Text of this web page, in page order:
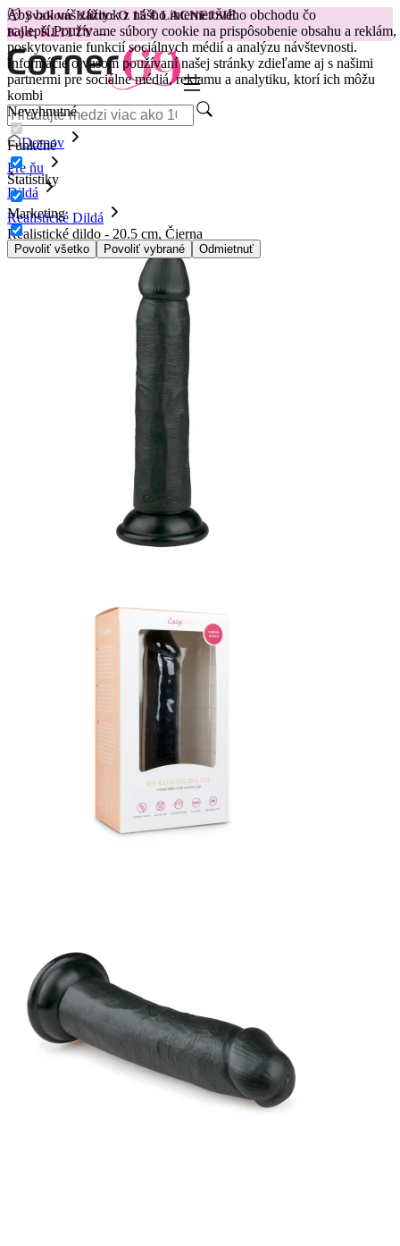
Aby bol váš zážitok z nášho internetového obchodu čo
najlepší.Používame súbory cookie na prispôsobenie obsahu a reklám,
poskytovanie funkcií sociálnych médií a analýzu návštevnosti.
Informácie o vašom používaní našej stránky zdieľame aj s našimi
partnermi pre sociálne médiá, reklamu a analytiku, ktorí ich môžu
kombi
Nevyhnutné
Funkčné
Štatistiky
Marketing
Povoliť všetko Povoliť vybrané Odmietnuť
😽Svakom Klitty: O 15 € LACNEJŠIE
Kód: KLITTY →
Domov
Pre ňu
Dildá
Realistické Dildá
Realistické dildo - 20.5 cm, Čierna